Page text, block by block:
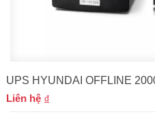
UPS HYUNDAI OFFLINE
Liên hệ